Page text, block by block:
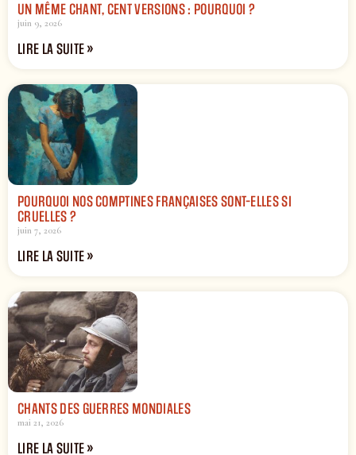
UN MÊME CHANT, CENT VERSIONS : POURQUOI ?
juin 9, 2026
LIRE LA SUITE »
POURQUOI NOS COMPTINES FRANÇAISES SONT-ELLES SI
CRUELLES ?
juin 7, 2026
LIRE LA SUITE »
CHANTS DES GUERRES MONDIALES
mai 21, 2026
LIRE LA SUITE »